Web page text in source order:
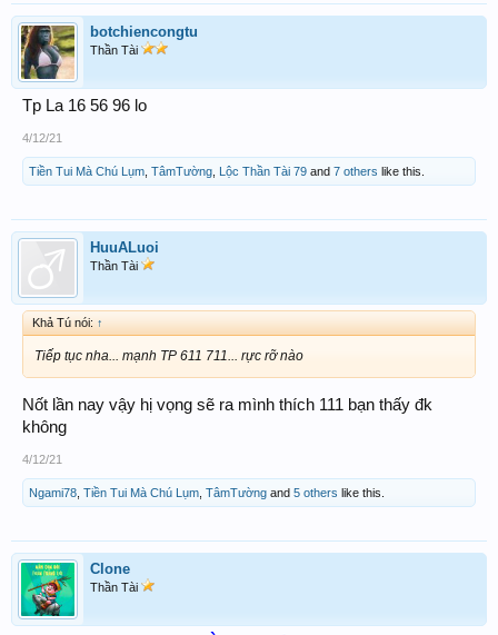
botchiencongtu
Thần Tài
Tp La 16 56 96 lo
4/12/21
Tiền Tui Mà Chú Lụm TâmTường Lộc Thần Tài 79 and 7 others like this.
HuuALuoi
Thần Tài
Khả Tú nói: ↑
Tiếp tục nha... mạnh TP 611 711... rực rỡ nào
Nốt lần nay vậy hị vọng sẽ ra mình thích 111 bạn thấy đk
không
4/12/21
Ngami78 Tiền Tui Mà Chú Lụm TâmTường and 5 others like this.
Clone
Thần Tài